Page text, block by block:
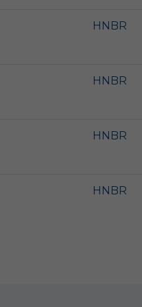
HNBR
HNBR
HNBR
HNBR